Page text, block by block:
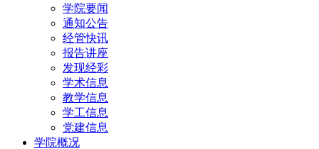
学院要闻
通知公告
经管快讯
报告讲座
发现经彩
学术信息
教学信息
学工信息
党建信息
学院概况